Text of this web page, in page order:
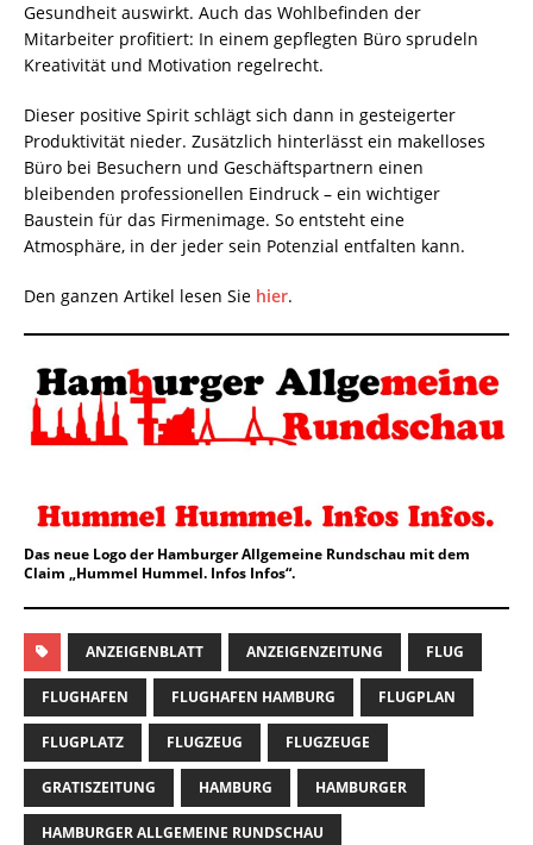
Gesundheit auswirkt. Auch das Wohlbefinden der
Mitarbeiter profitiert: In einem gepflegten Büro sprudeln
Kreativität und Motivation regelrecht.
Dieser positive Spirit schlägt sich dann in gesteigerter
Produktivität nieder. Zusätzlich hinterlässt ein makelloses
Büro bei Besuchern und Geschäftspartnern einen
bleibenden professionellen Eindruck – ein wichtiger
Baustein für das Firmenimage. So entsteht eine
Atmosphäre, in der jeder sein Potenzial entfalten kann.
Den ganzen Artikel lesen Sie hier.
Das neue Logo der Hamburger Allgemeine Rundschau mit dem
Claim „Hummel Hummel. Infos Infos“.
ANZEIGENBLATT ANZEIGENZEITUNG FLUG
FLUGHAFEN FLUGHAFEN HAMBURG FLUGPLAN
FLUGPLATZ FLUGZEUG FLUGZEUGE
GRATISZEITUNG HAMBURG HAMBURGER
HAMBURGER ALLGEMEINE RUNDSCHAU